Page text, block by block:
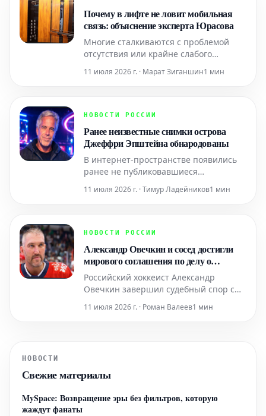
маркетплейсах,
Почему в лифте не ловит мобильная
связь: объяснение эксперта Юрасова
Многие сталкиваются с проблемой
отсутствия или крайне слабого
Причина кроется в особенностях
непрерывному обмену сигналами
базовой станцией. Эту особенность
подробно объяснил
11 июля 2026 г. · Марат Зиганшин1 мин
НОВОСТИ РОССИИ
Ранее неизвестные снимки острова
Джеффри Эпштейна обнародованы
В интернет-пространстве появились
ранее не публиковавшиеся
Сент-Джеймс, который находился в
Предполагается, что автором этих
художник, работавший на финансиста
в период с 2010 п
11 июля 2026 г. · Тимур Ладейников1 мин
НОВОСТИ РОССИИ
Александр Овечкин и сосед достигли
мирового соглашения по делу о
затоплении квартиры
Российский хоккеист Александр
Овечкин завершил судебный спор с
квартиру во Флориде. Стороны
некорректного подключения слива
11 июля 2026 г. · Роман Валеев1 мин
НОВОСТИ
Свежие материалы
MySpace: Возвращение эры без фильтров, которую
жаждут фанаты